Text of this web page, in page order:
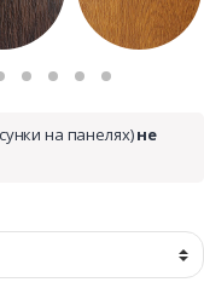
на панелях)не